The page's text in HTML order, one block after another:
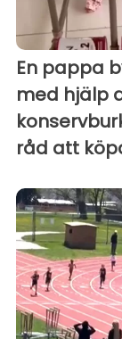
En pappa
med hjälp
råd att